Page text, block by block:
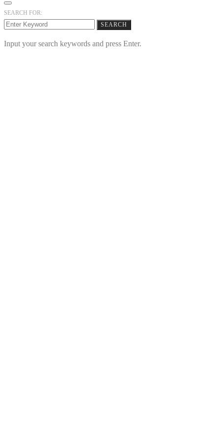
SEARCH FOR:
SEARCH
Input your search keywords and press Enter.